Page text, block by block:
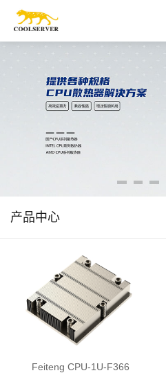
产品中心
Feiteng CPU-1U-F366